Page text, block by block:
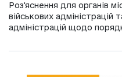
Роз'яснення для органів
військових адміністрацій
адміністрацій щодо